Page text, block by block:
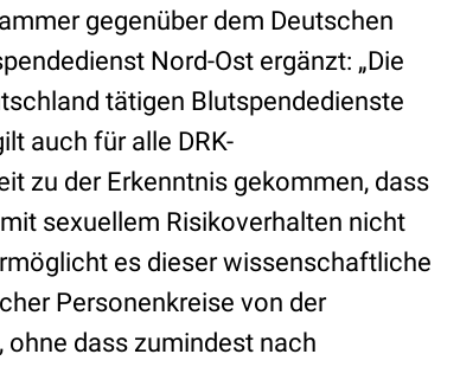
gegenüber dem Deutschen
Nord-Ost ergänzt: „Die
tätigen Blutspendedienste
auch für alle DRK-
zu der Erkenntnis gekommen, dass
sexuellem Risikoverhalten nicht
es dieser wissenschaftliche
Personenkreise von der
dass zumindest nach